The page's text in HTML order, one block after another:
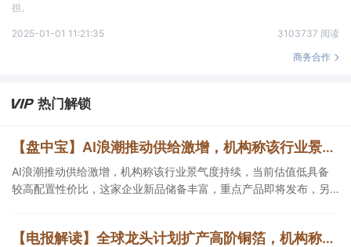
担。
2025-01-01 11:21:35
3103737 阅读
商务合作
热门解锁
【盘中宝】AI浪潮推动供给激增，机构称该行业景气度持续，当前估值低具备较高配置性价比，这家企业重点产品即将发布
AI浪潮推动供给激增，机构称该行业景气度持续，当前估值低具备
较高配置性价比，这家企业新品储备丰富，重点产品即将发布，另
【电报解读】全球龙头计划扩产高阶铜箔，机构称国产铜箔高端化升级明确，替代提速，这家公司高端电子电路铜箔均已实现批量生产和供货